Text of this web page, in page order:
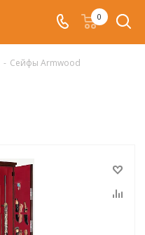
0
- Сейфы Armwood